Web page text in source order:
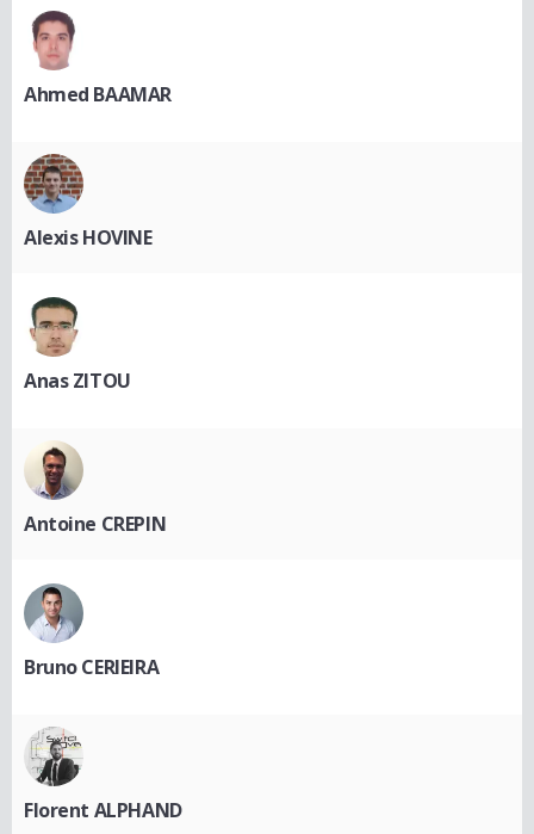
Ahmed BAAMAR
Alexis HOVINE
Anas ZITOU
Antoine CREPIN
Bruno CERIEIRA
Florent ALPHAND